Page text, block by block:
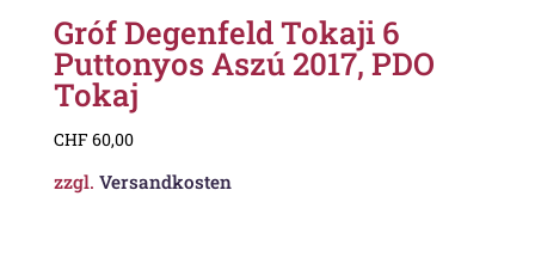
Gróf Degenfeld Tokaji 6
Puttonyos Aszú 2017, PDO
Tokaj
CHF 60,00
zzgl. Versandkosten